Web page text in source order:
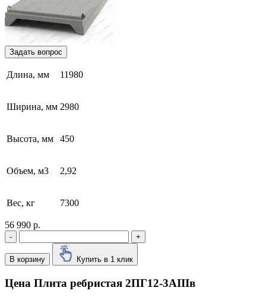
Задать вопрос
Длина, мм 11980
Ширина, мм 2980
Высота, мм 450
Объем, м3 2,92
Вес, кг 7300
56 990 р.
- +
В корзину Купить в 1 клик
Цена Плита ребристая 2ПГ12-3АIIIв